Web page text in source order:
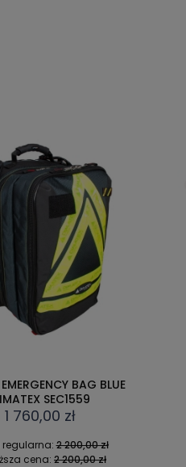
VERTICAL -
PLECAK
RATOWNICZY
1 360,00 zł
regularna:1 700,00 zł